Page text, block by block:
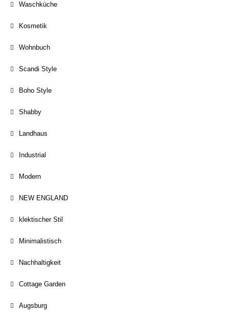
Waschküche
Kosmetik
Wohnbuch
Scandi Style
Boho Style
Shabby
Landhaus
Industrial
Modern
NEW ENGLAND
klektischer Stil
Minimalistisch
Nachhaltigkeit
Cottage Garden
Augsburg